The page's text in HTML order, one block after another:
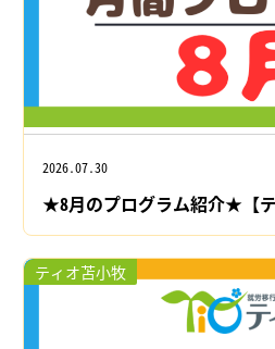
2026.07.30
★8月のプログラム紹介★【テ
ティオ苫小牧